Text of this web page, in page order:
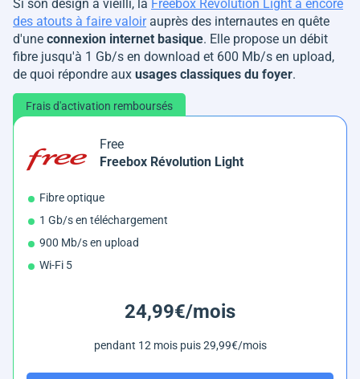
Si son design a vieilli, la Freebox Révolution Light a encore
des atouts à faire valoirauprès des internautes en quête
d'une connexion internet basique. Elle propose un débit
fibre jusqu'à 1 Gb/s en download et 600 Mb/s en upload,
de quoi répondre aux usages classiques du foyer.
Frais d'activation remboursés
Free
Freebox Révolution Light
Fibre optique
1 Gb/s en téléchargement
900 Mb/s en upload
Wi-Fi 5
24,99€/mois
pendant 12 mois puis 29,99€/mois